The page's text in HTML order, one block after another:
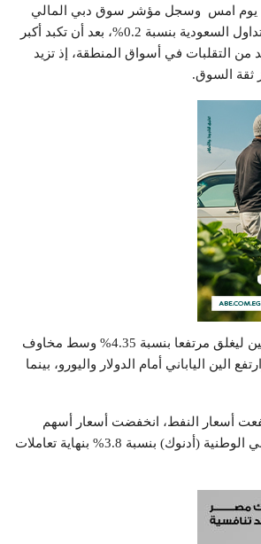
يوم امس وسجل مؤشر سوق دبي المالي
أكبر انخفاض له منذ يونيو من العام الماضي، في حين هبط مؤشر سوق تداول السعودية بنسبة 0.2%، بعد أن تكبد أكبر
المتوقع حدوث المزيد من التقلبات في أسواق المنطقة، إذ تزيد
ثقة السوق.
ارتفاع أصول الملاذ الآمن: ارتفع خام برنت إلى 89 دولار للبرميل يوم الاثنين ليغلق مرتفعا بنسبة 4.35% وسط مخاوف
الياباني أمام الدولار واليورو، بينما
أسعار النفط، انخفضت أسعار أسهم
بعض منتجي النفط والغاز في الخليج، مع تراجع سهم شركة بترول أبو ظبي الوطنية (أدنوك) بنسبة 3.8% بنهاية تعاملات